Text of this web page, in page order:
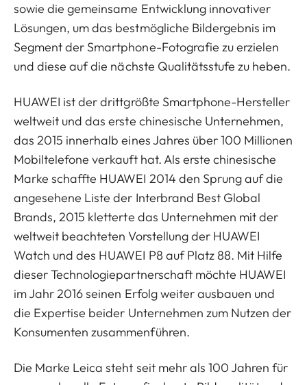
sowie die gemeinsame Entwicklung innovativer
Lösungen, um das bestmögliche Bildergebnis im
Segment der Smartphone-Fotografie zu erzielen
und diese auf die nächste Qualitätsstufe zu heben.
HUAWEI ist der drittgrößte Smartphone-Hersteller
weltweit und das erste chinesische Unternehmen,
das 2015 innerhalb eines Jahres über 100 Millionen
Mobiltelefone verkauft hat. Als erste chinesische
Marke schaffte HUAWEI 2014 den Sprung auf die
angesehene Liste der Interbrand Best Global
Brands, 2015 kletterte das Unternehmen mit der
weltweit beachteten Vorstellung der HUAWEI
Watch und des HUAWEI P8 auf Platz 88. Mit Hilfe
dieser Technologiepartnerschaft möchte HUAWEI
im Jahr 2016 seinen Erfolg weiter ausbauen und
die Expertise beider Unternehmen zum Nutzen der
Konsumenten zusammenführen.
Die Marke Leica steht seit mehr als 100 Jahren für